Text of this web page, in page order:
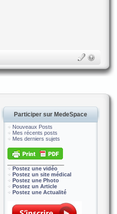
Participer sur MedeSpace
Nouveaux Posts
Mes récents posts
Mes derniers sujets
Postez une vidéo
Postez un site médical
Postez une Photo
Postez un Article
Postez une Actualité